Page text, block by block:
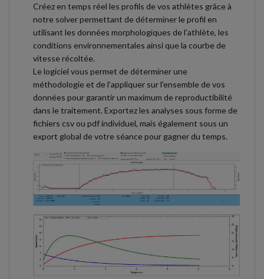
Créez en temps réel les profils de vos athlètes grâce à
notre solver permettant de déterminer le profil en
utilisant les données morphologiques de l’athlète, les
conditions environnementales ainsi que la courbe de
vitesse récoltée.
Le logiciel vous permet de déterminer une
méthodologie et de l’appliquer sur l’ensemble de vos
données pour garantir un maximum de reproductibilité
dans le traitement. Exportez les analyses sous forme de
fichiers csv ou pdf individuel, mais également sous un
export global de votre séance pour gagner du temps.